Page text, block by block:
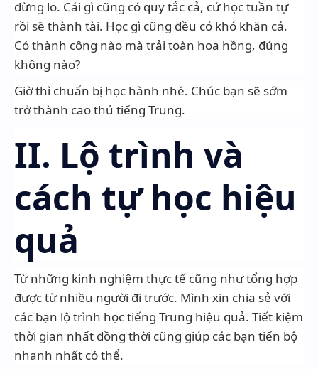
đừng lo. Cái gì cũng có quy tắc cả, cứ học tuần tự
rồi sẽ thành tài. Học gì cũng đều có khó khăn cả.
Có thành công nào mà trải toàn hoa hồng, đúng
không nào?
Giờ thì chuẩn bị học hành nhé. Chúc bạn sẽ sớm
trở thành cao thủ tiếng Trung.
II. Lộ trình và
cách tự học hiệu
quả
Từ những kinh nghiệm thực tế cũng như tổng hợp
được từ nhiều người đi trước. Mình xin chia sẻ với
các bạn lộ trình học tiếng Trung hiệu quả. Tiết kiệm
thời gian nhất đồng thời cũng giúp các bạn tiến bộ
nhanh nhất có thể.